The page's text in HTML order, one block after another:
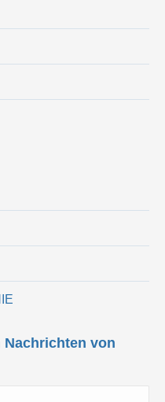
Nachrichten von